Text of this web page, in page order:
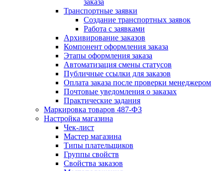
заказа
Транспортные заявки
Создание транспортных заявок
Работа с заявками
Архивирование заказов
Компонент оформления заказа
Этапы оформления заказа
Автоматизация смены статусов
Публичные ссылки для заказов
Оплата заказа после проверки менеджером
Почтовые уведомления о заказах
Практические задания
Маркировка товаров 487-ФЗ
Настройка магазина
Чек-лист
Мастер магазина
Типы плательщиков
Группы свойств
Свойства заказов